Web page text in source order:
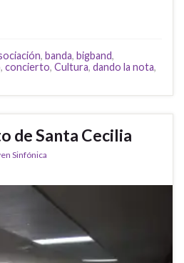
, banda, bigband,
, concierto, Cultura, dando la nota,
de Santa Cecilia
Sinfónica